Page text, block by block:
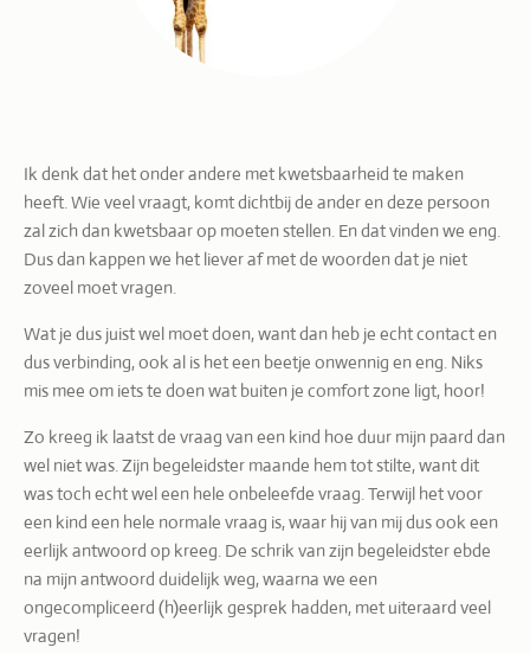
Ik denk dat het onder andere met kwetsbaarheid te maken
heeft. Wie veel vraagt, komt dichtbij de ander en deze persoon
zal zich dan kwetsbaar op moeten stellen. En dat vinden we eng.
Dus dan kappen we het liever af met de woorden dat je niet
zoveel moet vragen.
Wat je dus juist wel moet doen, want dan heb je echt contact en
dus verbinding, ook al is het een beetje onwennig en eng. Niks
mis mee om iets te doen wat buiten je comfort zone ligt, hoor!
Zo kreeg ik laatst de vraag van een kind hoe duur mijn paard dan
wel niet was. Zijn begeleidster maande hem tot stilte, want dit
was toch echt wel een hele onbeleefde vraag. Terwijl het voor
een kind een hele normale vraag is, waar hij van mij dus ook een
eerlijk antwoord op kreeg. De schrik van zijn begeleidster ebde
na mijn antwoord duidelijk weg, waarna we een
ongecompliceerd (h)eerlijk gesprek hadden, met uiteraard veel
vragen!